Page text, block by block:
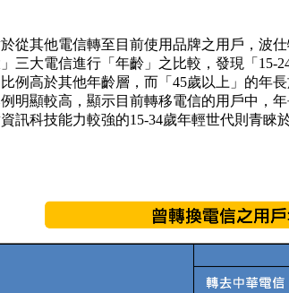
從其他電信轉至目前使用品牌之用戶，波
三大電信進行「年齡」之比較，發現「15-
例高於其他年齡層，而「45歲以上」的年
明顯較高，顯示目前轉移電信的用戶中，
訊科技能力較強的15-34歲年輕世代則青睞